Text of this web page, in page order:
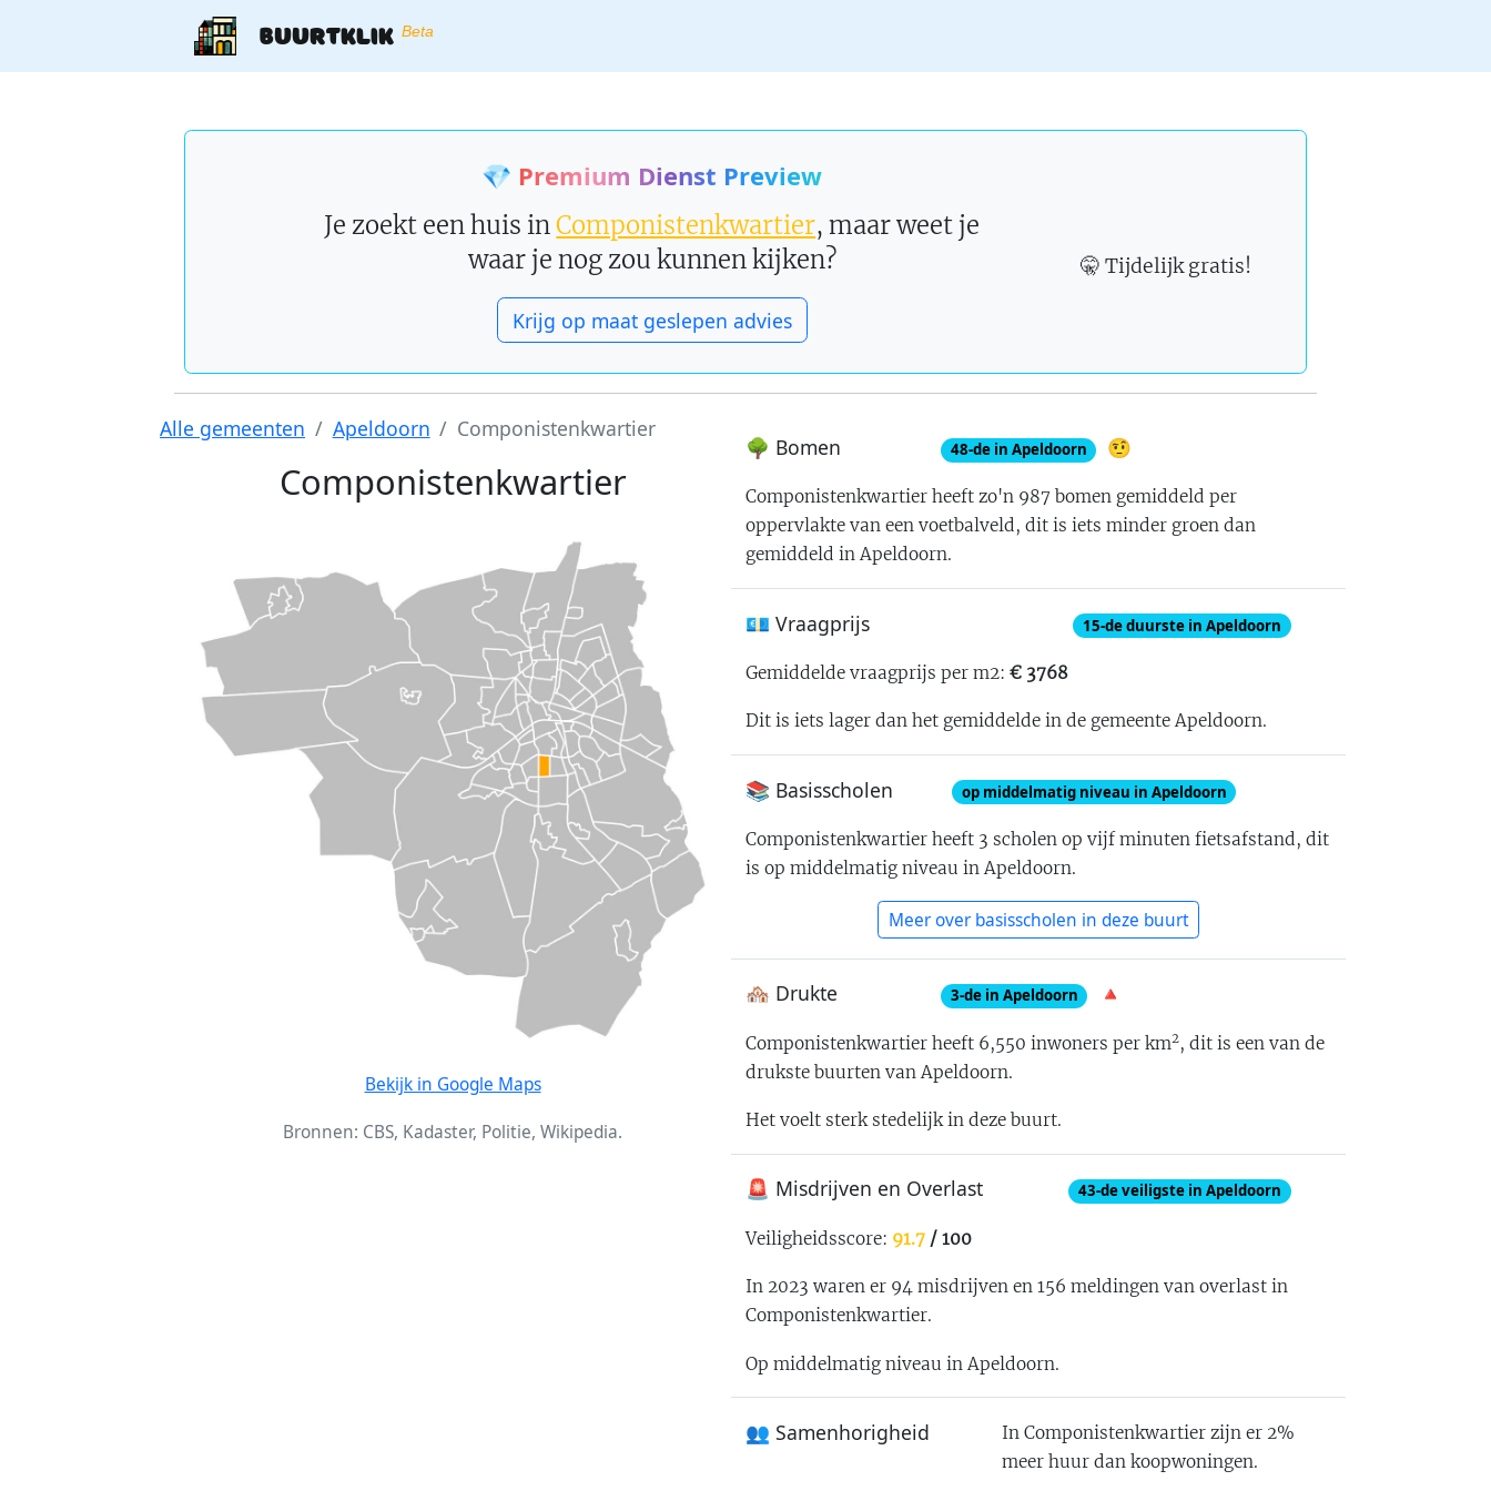
BuurtklikBeta
💎 Premium Dienst Preview
Je zoekt een huis inComponistenkwartier, maar weet je
waar je nog zou kunnen kijken?
Krijg op maat geslepen advies
🤫 Tijdelijk gratis!
Alle gemeenten Apeldoorn Componistenkwartier
Componistenkwartier
Bekijk in Google Maps
Bronnen: CBS, Kadaster, Politie, Wikipedia.
🌳 Bomen 48-de in Apeldoorn 🤨
Componistenkwartier heeft zo'n 987 bomen gemiddeld per
oppervlakte van een voetbalveld, dit is iets minder groen dan
gemiddeld in Apeldoorn.
💶 Vraagprijs 15-deduurste in Apeldoorn
Gemiddelde vraagprijs per m2: € 3768
Dit is iets lager dan het gemiddelde in de gemeente Apeldoorn.
📚 Basisscholen op middelmatig niveau in Apeldoorn
Componistenkwartier heeft 3 scholen op vijf minuten fietsafstand, dit
is op middelmatig niveau in Apeldoorn.
Meer over basisscholen in deze buurt
🏘 Drukte 3-de in Apeldoorn 🔺
Componistenkwartier heeft 6,550 inwoners per km2, dit is een van de
drukste buurten van Apeldoorn.
Het voelt sterk stedelijk in deze buurt.
🚨 Misdrijven en Overlast 43-deveiligste in Apeldoorn
Veiligheidsscore: 91.7 / 100
In 2023 waren er 94 misdrijven en 156 meldingen van overlast in
Componistenkwartier.
Op middelmatig niveau in Apeldoorn.
👥 Samenhorigheid In Componistenkwartierzijn er 2%
meer huur dan koopwoningen.